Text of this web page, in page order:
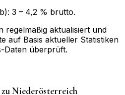
3 – 4,2 % brutto.
regelmäßig aktualisiert und
auf Basis aktueller Statistiken
Daten überprüft.
Niederösterreich